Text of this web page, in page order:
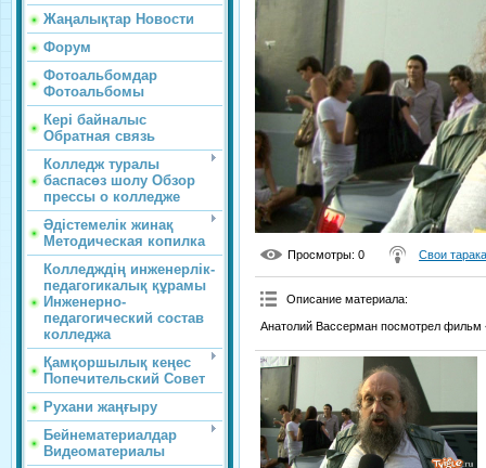
Жаңалықтар Новости
Форум
Фотоальбомдар
Фотоальбомы
Кері байналыс
Обратная связь
Колледж туралы
баспасөз шолу Обзор
прессы о колледже
Әдістемелік жинақ
Методическая копилка
Колледждің инженерлік-
педагогикалық құрамы
Инженерно-
педагогический состав
колледжа
Қамқоршылық кеңес
Попечительский Совет
Рухани жаңғыру
Бейнематериалдар
Видеоматериалы
Просмотры: 0 Свои
Описание материала:
Анатолий Вассерман посмотрел фильм